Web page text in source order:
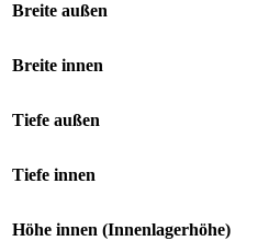
Breite außen
Breite innen
Tiefe außen
Tiefe innen
Höhe innen (Innenlagerhöhe)